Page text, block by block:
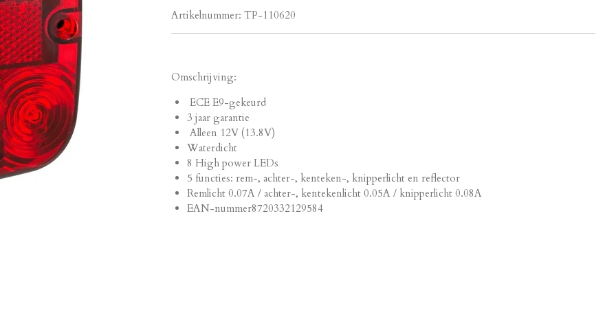
Artikelnummer: TP-110620
Omschrijving:
ECE E9-gekeurd
3 jaar garantie
Alleen 12V (13.8V)
Waterdicht
8 High power LEDs
5 functies: rem-, achter-, kenteken-, knipperlicht en reflector
Remlicht 0.07A / achter-, kentekenlicht 0.05A / knipperlicht 0.08A
EAN-nummer8720332129584